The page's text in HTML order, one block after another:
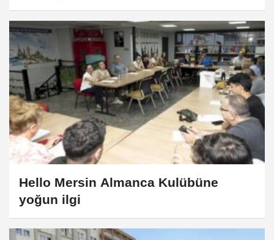
Hello Mersin Almanca Kulübüne
yoğun ilgi